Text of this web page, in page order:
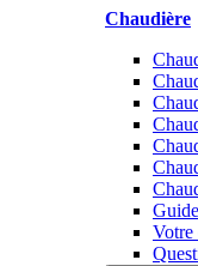
Chaudière
Votre